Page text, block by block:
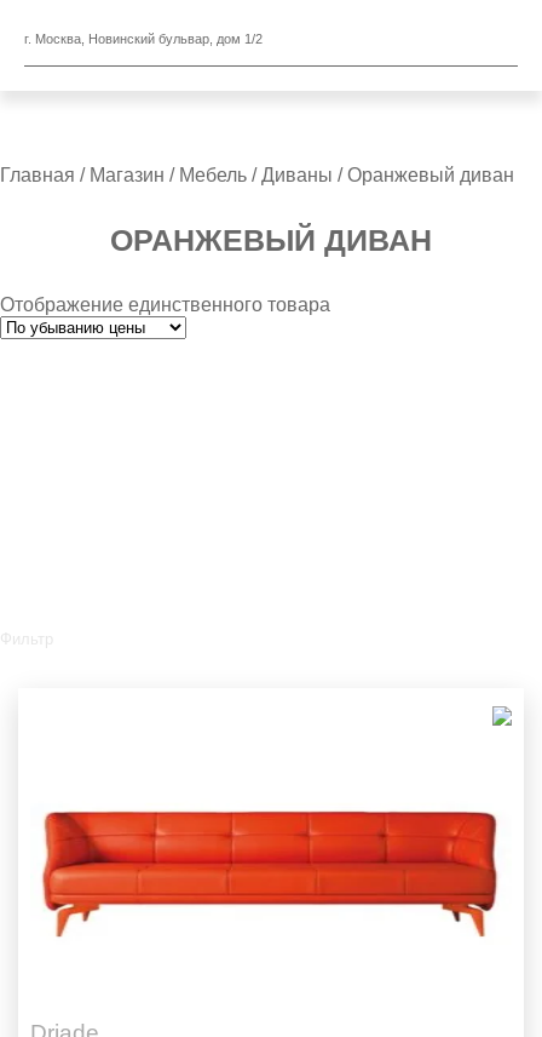
г. Москва, Новинский бульвар, дом 1/2
Главная / Магазин / Мебель /Диваны / Оранжевый диван
ОРАНЖЕВЫЙ ДИВАН
Отображение единственного товара
Фильтр